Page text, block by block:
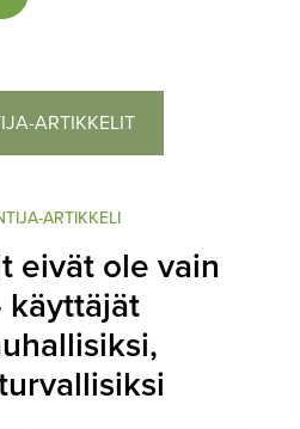
ARTIKKELIT
ARTIKKELI
eivät ole vain
käyttäjät